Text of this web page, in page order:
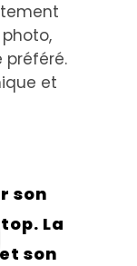
préféré.
et
son
La
son